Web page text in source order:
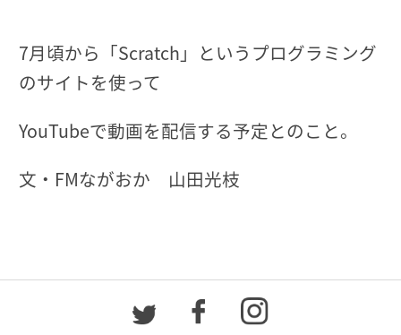
7月頃から「Scratch」というプログラミング
のサイトを使って
YouTubeで動画を配信する予定とのこと。
文・FMながおか 山田光枝